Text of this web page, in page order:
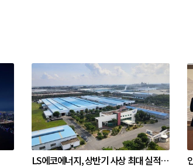
LS에코에너지, 상반기 사상 최대 실적…